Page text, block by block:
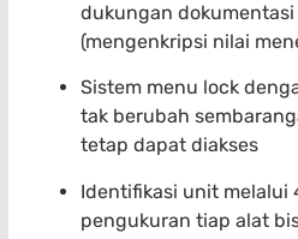
dukungan
(mengenkripsi nilai
Sistem menu lock
tak berubah
tetap dapat diakses
Identifikasi unit melalui
pengukuran tiap alat